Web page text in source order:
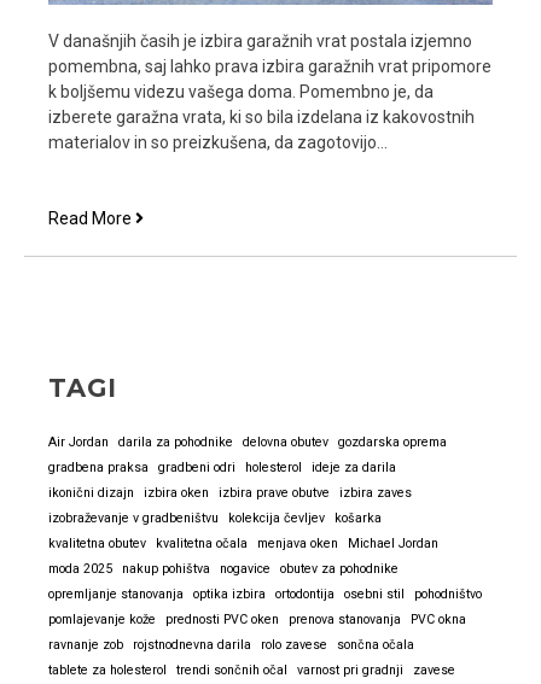
V današnjih časih je izbira garažnih vrat postala izjemno
pomembna, saj lahko prava izbira garažnih vrat pripomore
k boljšemu videzu vašega doma. Pomembno je, da
izberete garažna vrata, ki so bila izdelana iz kakovostnih
materialov in so preizkušena, da zagotovijo…
Read More Nasveti
TAGI
Air Jordan darila za pohodnike delovna obutev
gozdarska oprema
gradbena praksa
gradbeni odri holesterol
ideje za darila
ikonični dizajn
izbira oken izbira prave obutve
izbira zaves
izobraževanje v gradbeništvu
kolekcija čevljev
košarka
kvalitetna obutev
kvalitetna očala menjava oken
Michael Jordan
moda 2025
nakup pohištva nogavice
obutev za pohodnike
opremljanje stanovanja
optika izbira ortodontija osebni stil
pohodništvo
pomlajevanje kože
prednosti PVC oken prenova stanovanja
PVC okna
ravnanje zob
rojstnodnevna darila rolo zavese
sončna očala
tablete za holesterol
trendi sončnih očal varnost pri gradnji zavese